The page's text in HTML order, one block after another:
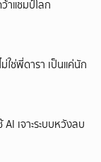
าแชมป์โลก
ใช่พี่ดารา เป็นแค่นัก
เจาะระบบหวังลบ